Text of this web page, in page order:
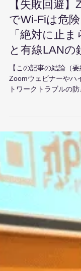
【失敗回避】
でWi-Fiは危
「絶対に止ま
と有線LANの
【この記事の結論（
Zoomウェビナーやハ
トワークトラブルの防
す。 Wi-Fiのリスク 速
答速度）」や「Jitter
め、配信には不向き
防ぐため、PCへの接